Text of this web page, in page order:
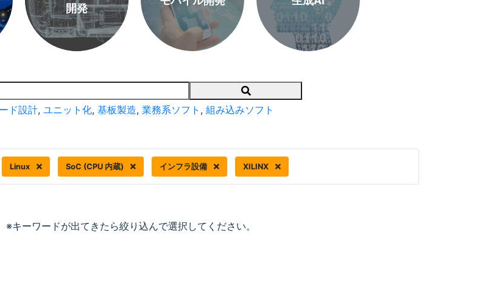
開発
Search
ド設計, ユニット化, 基板製造, 業務系ソフト , 組み込みソフト
Linux SoC (CPU 内蔵) インフラ設備 XILINX
キーワードが出てきたら絞り込んで選択してください。